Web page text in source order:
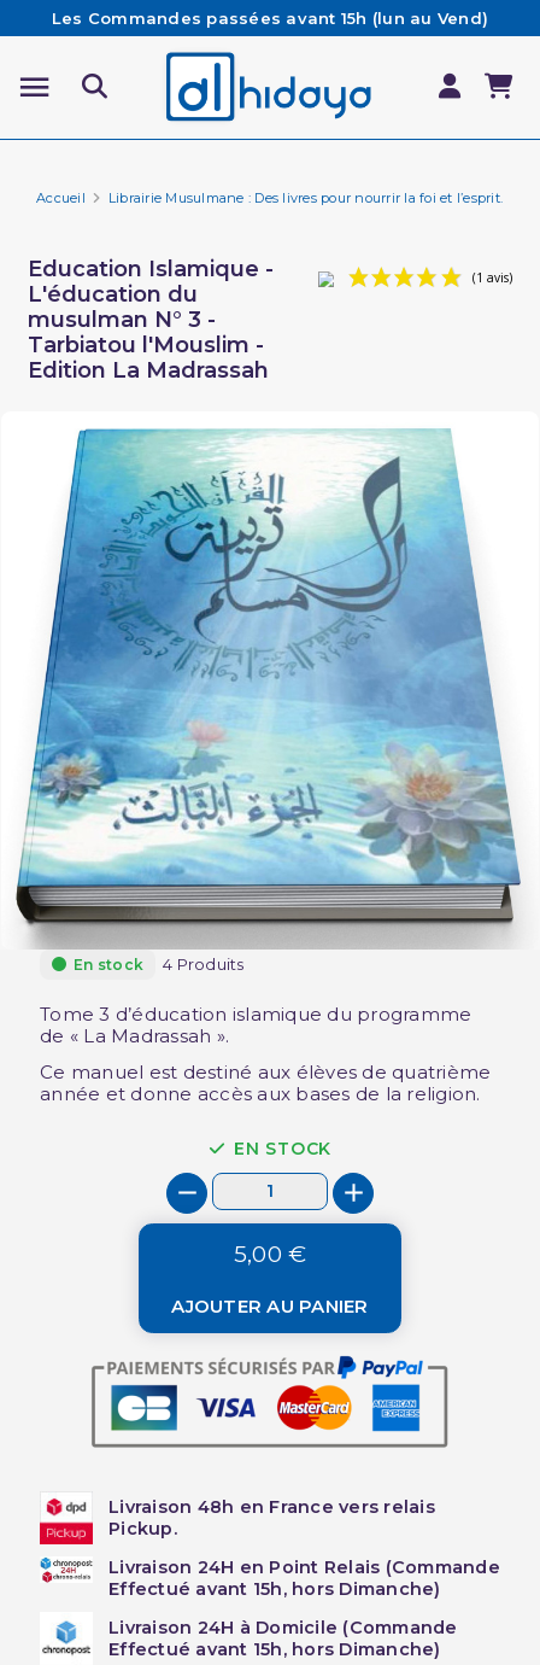
Les Commandes passées avant 15h (lun au Vend)
sont préparées et expédiées le jour même
Besoin d'aide ? Retrouvez notre FAQ
Livraison offerte à partir de 65€ d'achat*
Accueil Librairie Musulmane : Des livres pour nourrir la foi et l’esprit.
Education Islamique -
L'éducation du
musulman N° 3 -
Tarbiatou l'Mouslim -
Edition La Madrassah
En stock 4 Produits
Tome 3 d’éducation islamique du programme
de « La Madrassah ».
Ce manuel est destiné aux élèves de quatrième
année et donne accès aux bases de la religion.
EN STOCK
5,00 €
AJOUTER AU PANIER
Livraison 48h en France vers relais
Pickup.
Livraison 24H en Point Relais (Commande
Effectué avant 15h, hors Dimanche)
Livraison 24H à Domicile (Commande
Effectué avant 15h, hors Dimanche)